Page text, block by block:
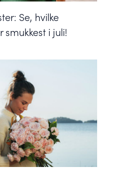
Se, hvilke
smukkest i juli!